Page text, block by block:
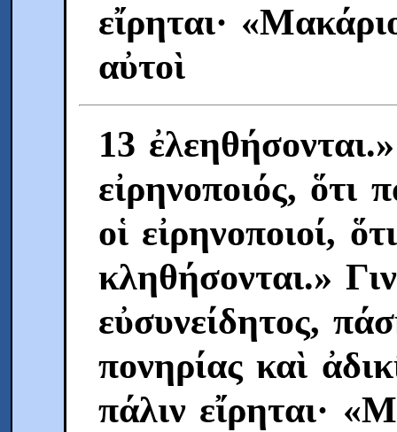
εἴρηται·
αὐτοὶ
13
εἰρηνοποιός, ὅτι
οἱ εἰρηνοποιοί,
κληθήσονται.»
εὐσυνείδητος,
πονηρίας καὶ
πάλιν εἴρηται·